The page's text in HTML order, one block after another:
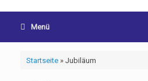
Menü
Startseite» Jubiläum